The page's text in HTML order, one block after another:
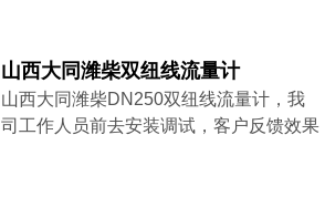
山西大同潍柴双纽线流量计
山西大同潍柴DN250双纽线流量计，我
司工作人员前去安装调试，客户反馈效果